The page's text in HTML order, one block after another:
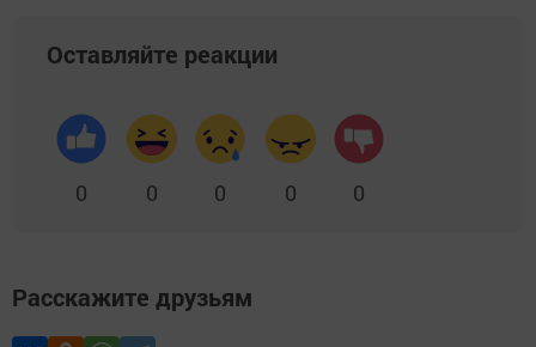
Оставляйте реакции
0 0 0 0 0
Расскажите друзьям